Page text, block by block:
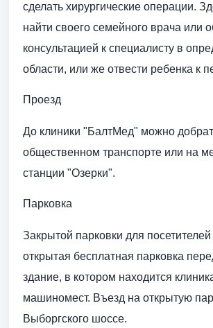
сделать хирургические операции.
найти своего семейного врача или
консультацией к специалисту в
области, или же отвести ребенка к
Проезд
До клиники "БалтМед" можно
общественном транспорте или на
станции "Озерки".
Парковка
Закрытой парковки для
открытая бесплатная парковка
здание, в котором находится
машиномест. Въезд на открытую
Выборгского шоссе.